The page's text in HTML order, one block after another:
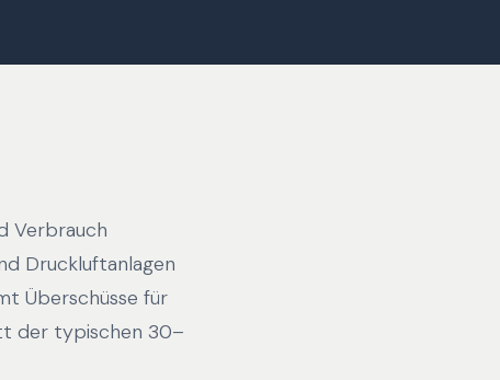
Verbrauch
Druckluftanlagen
Überschüsse für
der typischen 30–